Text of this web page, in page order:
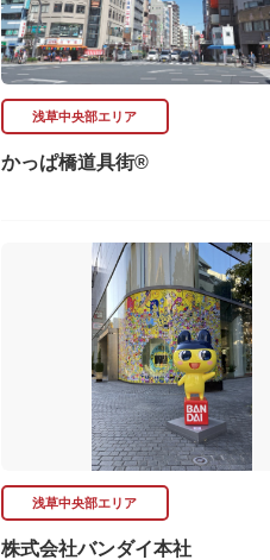
浅草中央部エリア
かっぱ橋道具街®
浅草中央部エリア
株式会社バンダイ本社